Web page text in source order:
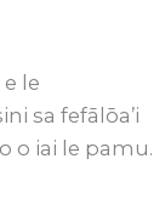
le
sa fefālōa’i
o iai le pamu.